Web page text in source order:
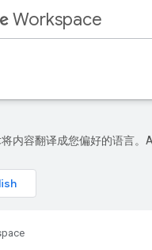
Workspace
内容翻译成您偏好的语言。